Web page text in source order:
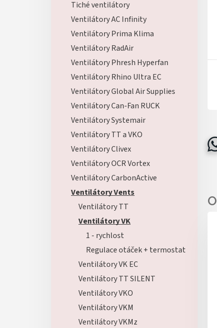
Tiché ventilátory
Ventilátory AC Infinity
Ventilátory Prima Klima
Ventilátory RadAir
Ventilátory Phresh Hyperfan
Ventilátory Rhino Ultra EC
Ventilátory Global Air Supplies
Ventilátory Can-Fan RUCK
Ventilátory Systemair
Ventilátory TT a VKO
Ventilátory Clivex
Ventilátory OCR Vortex
Ventilátory CarbonActive
Ventilátory Vents
Ventilátory TT
Ventilátory VK
1 - rychlost
Regulace otáček + termostat
Ventilátory VK EC
Ventilátory TT SILENT
Ventilátory VKO
Ventilátory VKM
Ventilátory VKMz